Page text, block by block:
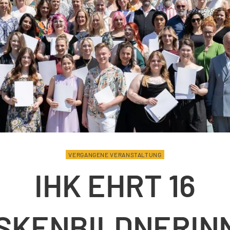
VERGANGENE VERANSTALTUNG
IHK EHRT 16